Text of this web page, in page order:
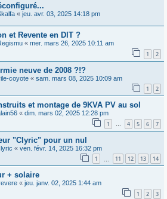
« jeu. avr. 03, 2025 14:18 pm
et Revente en DIT ?
« mer. mars 26, 2025 10:11 am
1 2
neuve de 2008 ?!?
coyote « sam. mars 08, 2025 10:09 am
1 2
et montage de 9KVA PV au sol
« dim. mars 02, 2025 12:28 pm
1 … 4 5 6 7
"Clyric" pour un nul
« ven. févr. 14, 2025 16:32 pm
1 11 12 13 14
+ solaire
« jeu. janv. 02, 2025 1:44 am
1 2 3